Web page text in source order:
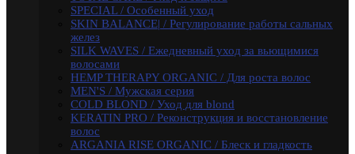
сухих волос
DAILY HAIRCARE / Ежедневный уход
Техническая серия
Аксессуары
PINK DREAM / Линия тонирующих средств для
светлых волос
L&P SYSTEM / Липидная система глубокого
восстановления волос
НАБОРЫ
Anti-Yellow / Для нейтрализации жёлтых оттенков
SPECIAL / Особенный уход
SKIN BALANCE| / Регулирование работы сальных
желез
SILK WAVES / Ежедневный уход за вьющимися
волосами
HEMP THERAPY ORGANIC / Для роста волос
MEN'S / Мужская серия
COLD BLOND / Уход для blond
KERATIN PRO / Реконструкция и восстановление
волос
ARGANIA RISE ORGANIC / Блеск и гладкость